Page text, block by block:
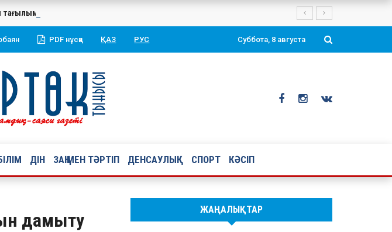
тағылымды оқыту семинар-тренингі өтті.
PDF нұсқа ҚАЗ РУС Суббота, 8 августа
ДІН ЗАҢ МЕН ТӘРТІП ДЕНСАУЛЫҚ СПОРТ КӘСІП
дамыту
ЖАҢАЛЫҚТАР